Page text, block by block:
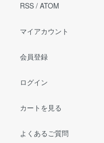
RSS / ATOM
マイアカウント
会員登録
ログイン
カートを見る
よくあるご質問